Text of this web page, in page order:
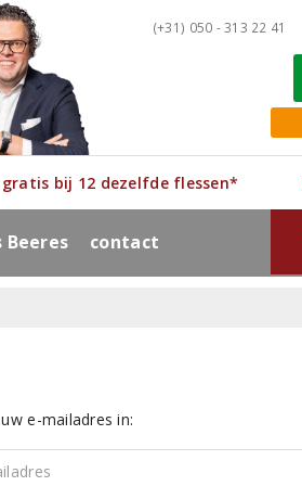
(+31) 050 - 313 22 41
gratis bij 12 dezelfde flessen*
Beeres contact
e-mailadres in: